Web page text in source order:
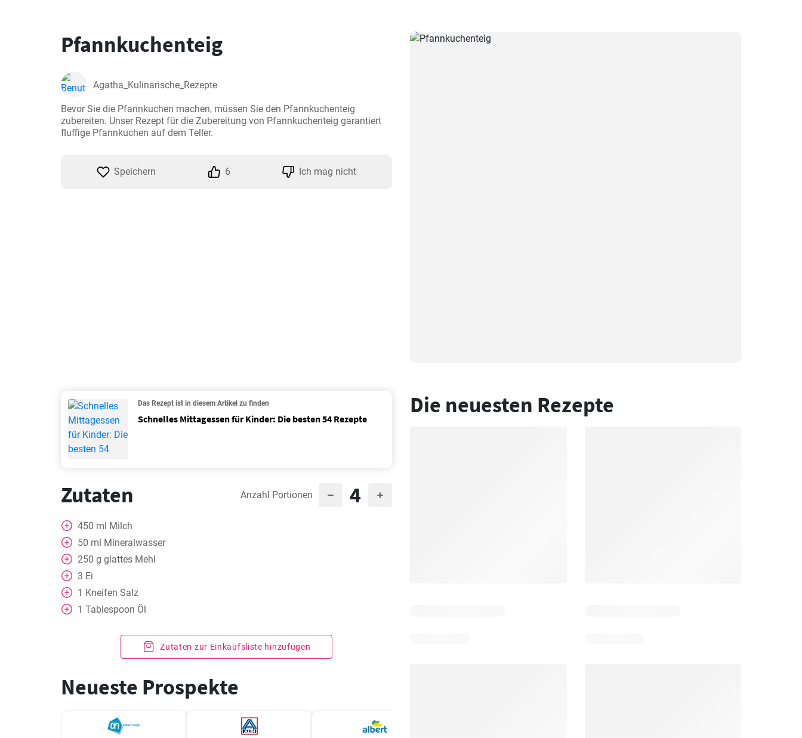
Pfannkuchenteig
Agatha_Kulinarische_Rezepte
Bevor Sie die Pfannkuchen machen, müssen Sie den Pfannkuchenteig
zubereiten. Unser Rezept für die Zubereitung von Pfannkuchenteig garantiert
fluffige Pfannkuchen auf dem Teller.
Speichern 6 Ich mag nicht
Das Rezept ist in diesem Artikel zu finden
Schnelles Mittagessen für Kinder: Die besten 54 Rezepte
Zutaten Anzahl Portionen 4
450 ml Milch
50 ml Mineralwasser
250 g glattes Mehl
3 Ei
1 Kneifen Salz
1 Tablespoon Öl
Zutaten zur Einkaufsliste hinzufügen
Neueste Prospekte
Die neuesten Rezepte